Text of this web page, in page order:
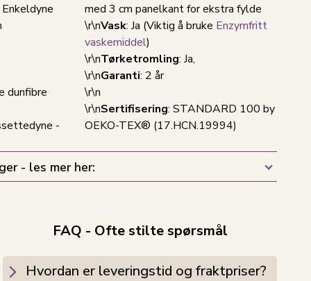
dunfibre
-
med 3 cm panelkant for ekstra fylde
\r\nVask: Ja (Viktig å bruke Enzymfritt
vaskemiddel)
\r\nTørketromling: Ja,
\r\nGaranti: 2 år
\r\n
\r\nSertifisering: STANDARD 100 by
OEKO-TEX® (17.HCN.19994)
- les mer her:
FAQ - Ofte stilte spørsmål
Hvordan er leveringstid og fraktpriser?